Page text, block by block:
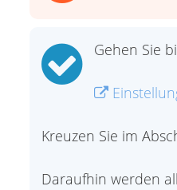
Gehen Sie
Kreuzen Sie im
Daraufhin werden